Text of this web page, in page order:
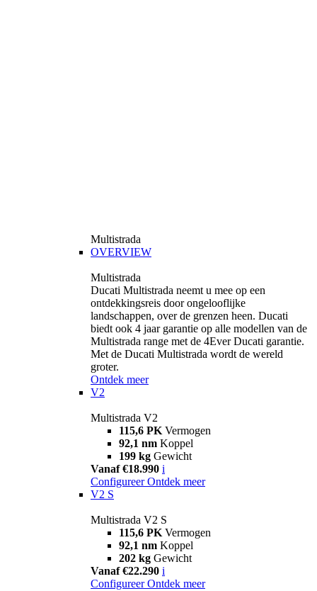
Multistrada
OVERVIEW
Multistrada
Ducati Multistrada neemt u mee op een
ontdekkingsreis door ongelooflijke
landschappen, over de grenzen heen. Ducati
biedt ook 4 jaar garantie op alle modellen van de
Multistrada range met de 4Ever Ducati garantie.
Met de Ducati Multistrada wordt de wereld
groter.
Ontdek meer
V2
Multistrada V2
115,6 PK Vermogen
92,1 nm Koppel
199 kg Gewicht
Vanaf €18.990 i
Configureer Ontdek meer
V2 S
Multistrada V2 S
115,6 PK Vermogen
92,1 nm Koppel
202 kg Gewicht
Vanaf €22.290 i
Configureer Ontdek meer